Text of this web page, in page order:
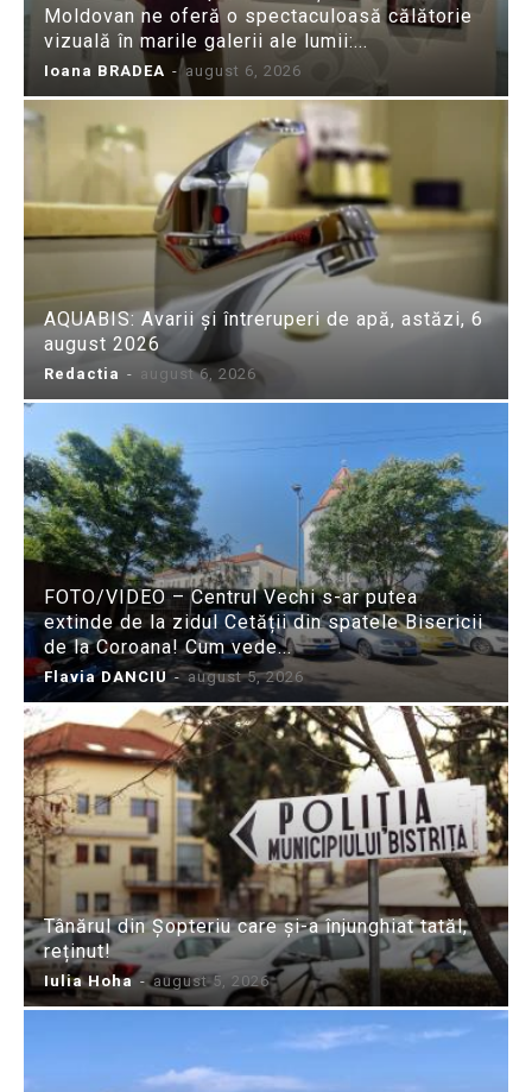
Moldovan ne oferă o spectaculoasă călătorie
vizuală în marile galerii ale lumii:...
Ioana BRADEA - august 6, 2026
AQUABIS: Avarii și întreruperi de apă, astăzi, 6
august 2026
Redactia - august 6, 2026
FOTO/VIDEO – Centrul Vechi s-ar putea
extinde de la zidul Cetății din spatele Bisericii
de la Coroana! Cum vede...
Flavia DANCIU - august 5, 2026
Tânărul din Șopteriu care și-a înjunghiat tatăl,
reținut!
Iulia Hoha - august 5, 2026